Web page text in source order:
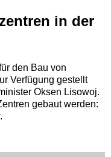
in der
den Bau von
Verfügung gestellt
Oksen Lisowoj.
gebaut werden: